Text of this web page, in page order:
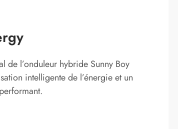
de l’onduleur hybride Sunny Boy
intelligente de l’énergie et un